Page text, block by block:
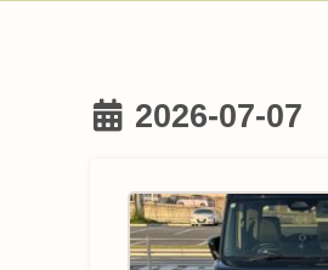
2026-07-07